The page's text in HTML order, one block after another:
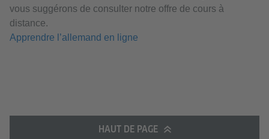
vous suggérons de consulter notre offre de cours à
distance.
Apprendre l’allemand en ligne
HAUT DE PAGE